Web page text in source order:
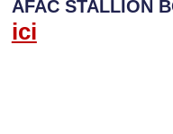
AFAC STALLION
ici